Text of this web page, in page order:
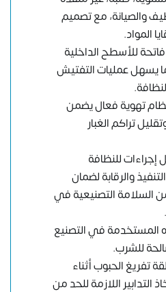
والصيانة، مع تصميم
المواد.
للأسطح الداخلية
يسهل عمليات التفتيش
تهوية فعال يضمن
تراكم الغبار
إجراءات للنظافة
والرقابة لضمان
التصنيعية في
المستخدمة في التصنيع
للشرب.
تفريغ الحبوب أثناء
التدابير اللازمة للحد من